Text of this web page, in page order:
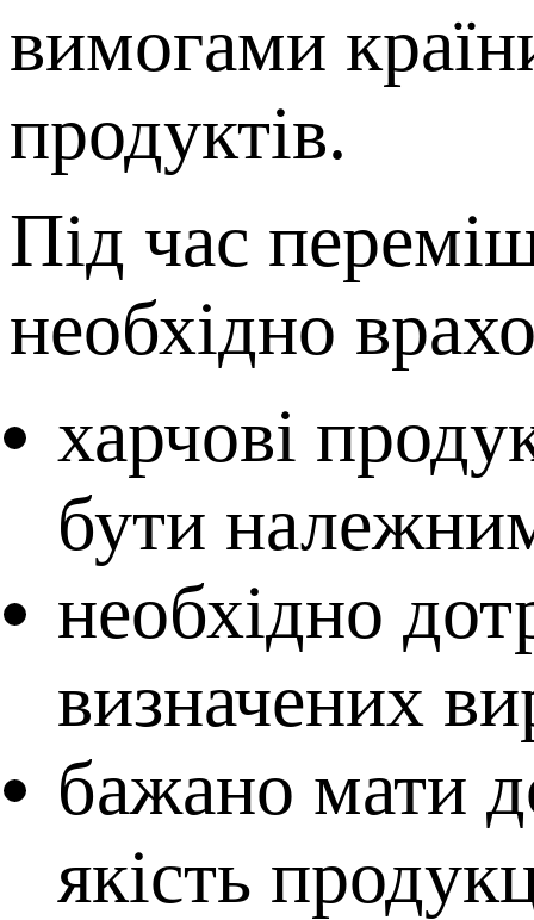
вимогами
продуктів.
Під час
необхідно
харчові
бути
необхідно
визначених
бажано мати
якість